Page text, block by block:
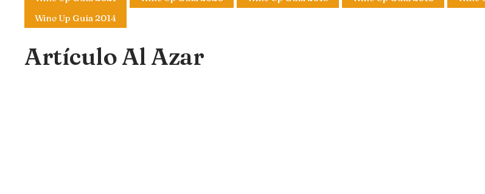
Wine Up Guía 2014
Artículo Al Azar